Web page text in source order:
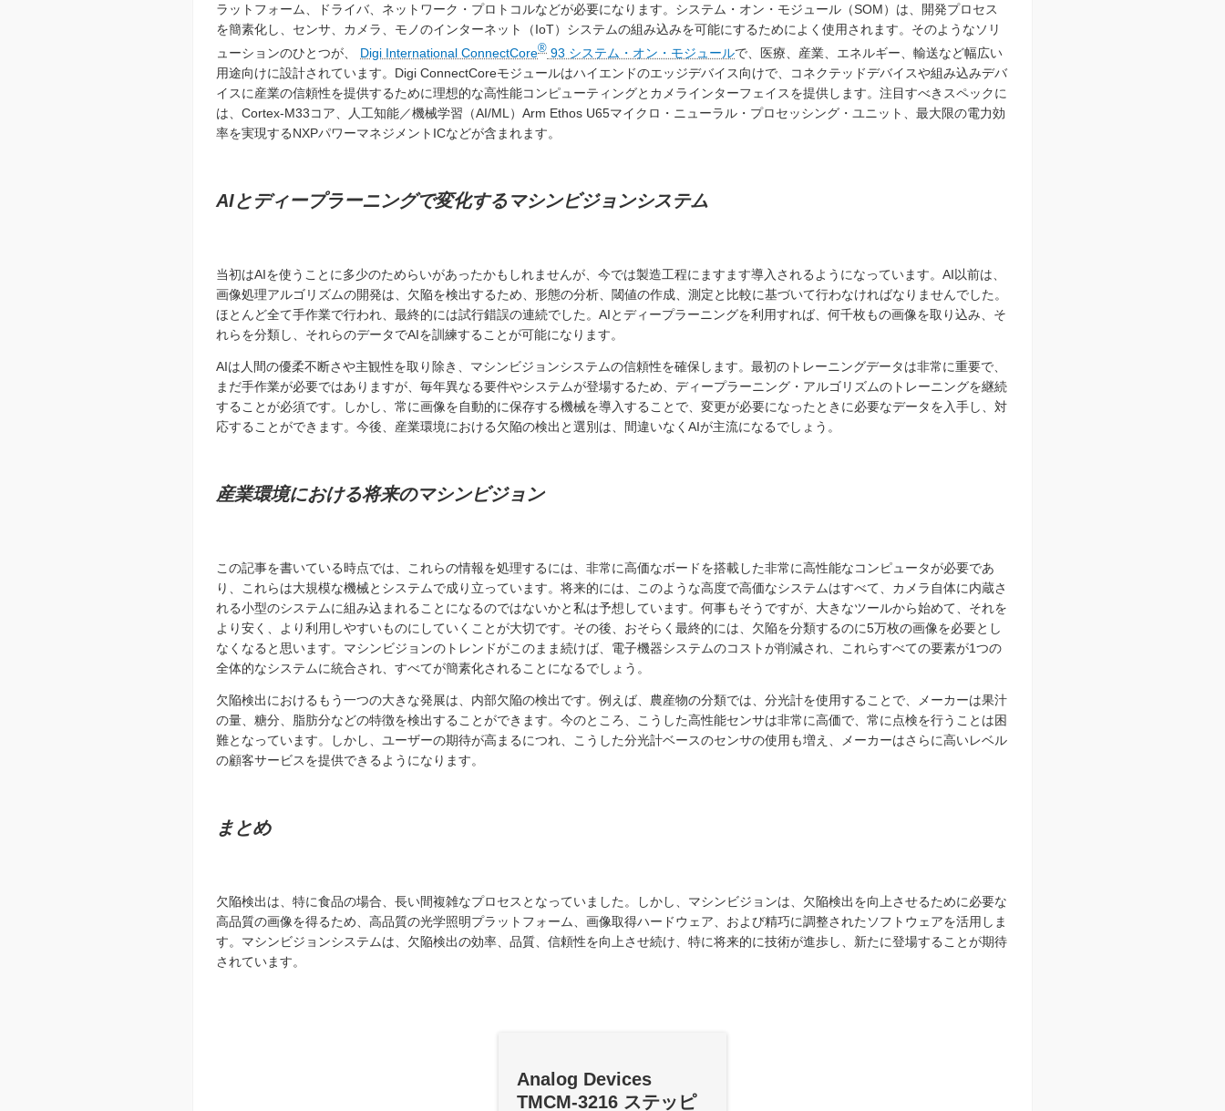
ラットフォーム、ドライバ、ネットワーク・プロトコルなどが必要になります。システム・オン・モジュール（SOM）は、開発プロセス
を簡素化し、センサ、カメラ、モノのインターネット（IoT）システムの組み込みを可能にするためによく使用されます。そのようなソリ
ューションのひとつが、 Digi International ConnectCore® 93 システム・オン・モジュールで、医療、産業、エネルギー、輸送など幅広い
用途向けに設計されています。Digi ConnectCoreモジュールはハイエンドのエッジデバイス向けで、コネクテッドデバイスや組み込みデバ
イスに産業の信頼性を提供するために理想的な高性能コンピューティングとカメラインターフェイスを提供します。注目すべきスペックに
は、Cortex-M33コア、人工知能／機械学習（AI/ML）Arm Ethos U65マイクロ・ニューラル・プロセッシング・ユニット、最大限の電力効
率を実現するNXPパワーマネジメントICなどが含まれます。
AIとディープラーニングで変化するマシンビジョンシステム
当初はAIを使う ことに多少のためらいがあったかもしれませんが、今では製造工程にますます導入されるようになっています。AI以前は、
画像処理アルゴリズムの開発は、欠陥を検出するため、形態の分析、閾値の作成、測定と比較に基づいて行わなければなりませんでした。
ほとんど全て手作業で行われ、最終的には試行錯誤の連続でした。AIとディープラーニングを利用すれば、何千枚もの画像を取り込み、そ
れらを分類し、それらのデータでAIを訓練することが可能になります。
AIは人間の優柔不断さや主観性を取り除き、マシンビジョンシステムの信頼性を確保します。最初のトレーニングデータは非常に重要で、
まだ手作業が必要ではありますが、毎年異なる要件やシステムが登場するため、ディープラーニング・アルゴリズムのトレーニングを継続
することが必須です。しかし、常に画像を自動的に保存する機械を導入することで、変更が必要になったときに必要なデータを入手し、対
応することができます。今後、産業環境における欠陥の検出と選別は、間違いなくAIが主流になるでしょう。
産業環境における将来のマシンビジョン
この記事を書いている時点では、これらの情報を処理するには、非常に高価なボードを搭載した非常に高性能なコンピュータが必要であ
り、これらは大規模な機械とシステムで成り立っています。将来的には、このような高度で高価なシステムはすべて、カメラ自体に内蔵さ
れる小型のシステムに組み込まれることになるのではないかと私は予想しています。何事もそうですが、大きなツールから始めて、それを
より安く、より利用しやすいものにしていくことが大切です。その後、おそらく最終的には、欠陥を分類するのに5万枚の画像を必要とし
なくなると思います。マシンビジョンのトレンドがこのまま続けば、電子機器システムのコストが削減され、これらすべての要素が1つの
全体的なシステムに統合され、すべてが簡素化されることになるでしょう。
欠陥検出におけるもう一つの大きな発展は、内部欠陥の検出です。例えば、農産物の分類では、分光計を使用することで、メーカーは果汁
の量、糖分、脂肪分などの特徴を検出することができます。今のところ、こうした高性能センサは非常に高価で、常に点検を行うことは困
難となっています。しかし、ユーザーの期待が高まるにつれ、こうした分光計ベースのセンサの使用も増え、メーカーはさらに高いレベル
の顧客サービスを提供できるようになります。
まとめ
欠陥検出は、 特に食品の場合、長い間複雑なプロセスとなっていました。しかし、マシンビジョンは、欠陥検出を向上させるために必要な
高品質の画像を得るため、高品質の光学照明プラットフォーム、画像取得ハードウェア、および精巧に調整されたソフトウェアを活用しま
す。マシンビジョンシステムは、欠陥検出の効率、品質、信頼性を向上させ続け、特に将来的に技術が進歩し、新たに登場することが期待
されています。
Analog Devices
TMCM-3216 ステッピ